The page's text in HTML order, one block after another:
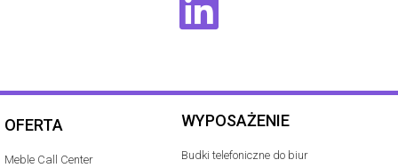
OFERTA
Meble Call Center
WYPOSAŻENIE
Budki telefoniczne do biur